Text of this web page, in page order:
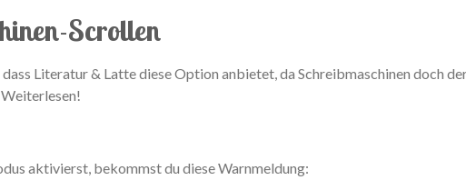
Scrollen
dass Literatur & Latte diese Option anbietet, da Schreibmaschinen doch
aktivierst, bekommst du diese Warnmeldung: